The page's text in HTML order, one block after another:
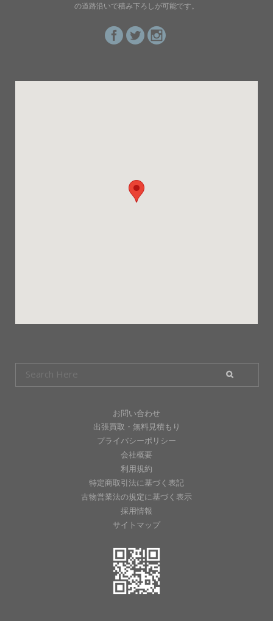
の道路沿いで積み下ろしが可能です。
お問い合わせ
出張買取・無料見積もり
プライバシーポリシー
会社概要
利用規約
特定商取引法に基づく表記
古物営業法の規定に基づく表示
採用情報
サイトマップ